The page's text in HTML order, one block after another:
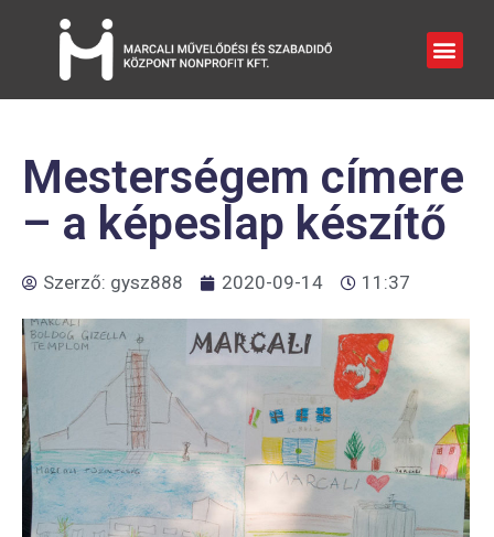
Mesterségem címere
– a képeslap készítő
Szerző: gysz888 2020-09-14 11:37